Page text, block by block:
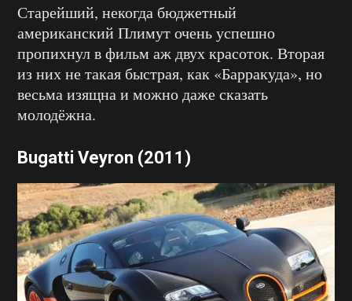
Старейший, некогда бюджетный
американский Плимут очень успешно
пропихнул в фильм аж двух красоток. Вторая
из них не такая быстрая, как «Барракуда», но
весьма изящна и можно даже сказать
молодёжна.
Bugatti Veyron (2011)